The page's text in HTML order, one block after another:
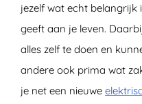
jezelf wat echt belangrijk
geeft aan je leven.
alles zelf te doen en
andere ook prima wat
je net een nieuwe